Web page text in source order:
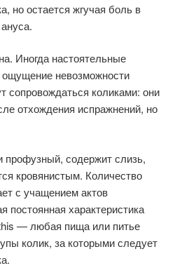
но остается жгучая боль в
Иногда настоя­тельные
невозможности
сопровождаться коликами: они
отхождения испражнений, но
профузный, содержит слизь,
кровянистым. Количество
с учащением ак­тов
характеристика
— любая пища или питье
колик, за которыми следует